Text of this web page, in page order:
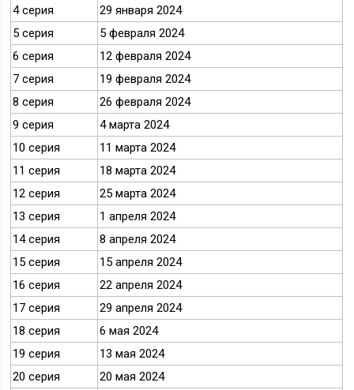
4 серия
29 января 2024
5 серия
5 февраля 2024
6 серия
12 февраля 2024
7 серия
19 февраля 2024
8 серия
26 февраля 2024
9 серия
4 марта 2024
10 серия
11 марта 2024
11 серия
18 марта 2024
12 серия
25 марта 2024
13 серия
1 апреля 2024
14 серия
8 апреля 2024
15 серия
15 апреля 2024
16 серия
22 апреля 2024
17 серия
29 апреля 2024
18 серия
6 мая 2024
19 серия
13 мая 2024
20 серия
20 мая 2024